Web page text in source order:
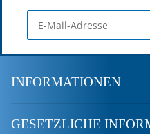
INFORMATIONEN
GESETZLICHE